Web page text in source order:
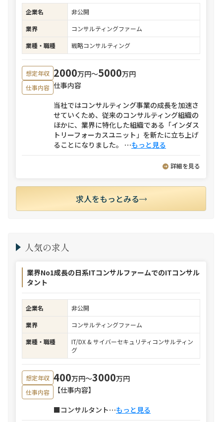
企業名
非公開
業界
コンサルティングファーム
業種・職種
戦略コンサルティング
想定年収 2000万円〜5000万円
仕事内容 仕事内容
当社ではコンサルティング事業の成長を加速さ
せていくため、従来のコンサルティング組織の
ほかに、業界に特化した組織である「インダス
トリーフォーカスユニット」を新たに立ち上げ
ることになりました。 ⋯もっと見る
詳細を見る
求人をもっとみる
人気の求人
業界No1成長の日系ITコンサルファームでのITコンサル
タント
企業名
非公開
業界
コンサルティングファーム
業種・職種
IT/DX & サイバーセキュリティコンサルティン
グ
想定年収 400万円〜3000万円
仕事内容
【仕事内容】
■コンサルタント⋯もっと見る